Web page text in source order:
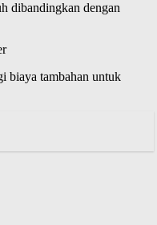
dibandingkan dengan
biaya tambahan untuk